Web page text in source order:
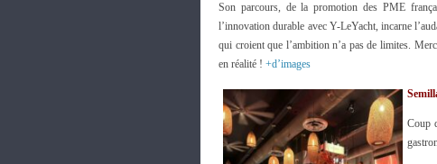
Son parcours, de la promotion des PME
l’innovation durable avec Y-LeYacht, incarne
qui croient que l’ambition n’a pas de limites.
en réalité ! +d’images
Coup